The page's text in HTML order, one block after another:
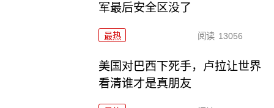
军最后安全区没了
最热 阅读 13056
美国对巴西下死手，卢拉让世界
看清谁才是真朋友